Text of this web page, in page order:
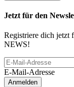
Jetzt für den
Registriere dich jetzt
NEWS!
E-Mail-Adresse
Anmelden